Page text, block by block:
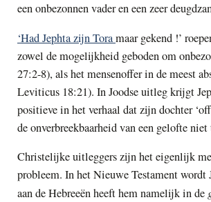
een onbezonnen vader en een zeer
‘Had Jephta zijn Toramaar gekend !’
zowel de mogelijkheid geboden om
27:2-8), als het mensenoffer in de meest
Leviticus 18:21). In Joodse uitleg krijgt
positieve in het verhaal dat zijn dochter
de onverbreekbaarheid van een gelofte
Christelijke uitleggers zijn het eigenlijk
probleem. In het Nieuwe Testament
aan de Hebreeën heeft hem namelijk in de